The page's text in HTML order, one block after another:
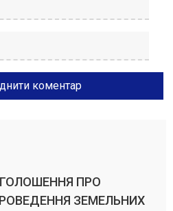
ПРО
ЗЕМЕЛЬНИХ